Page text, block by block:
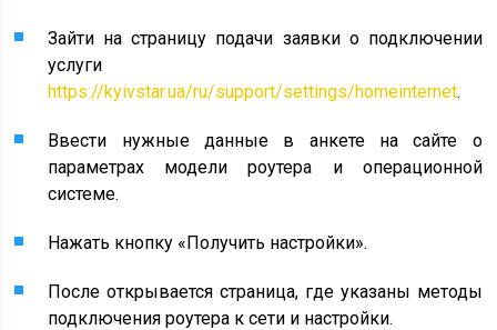
Зайти на страницу подачи заявки о подключении
услуги
https://kyivstar.ua/ru/support/settings/homeinternet.
Ввести нужные данные в анкете на сайте о
параметрах модели роутера и операционной
системе.
Нажать кнопку «Получить настройки».
После открывается страница, где указаны методы
подключения роутера к сети и настройки.